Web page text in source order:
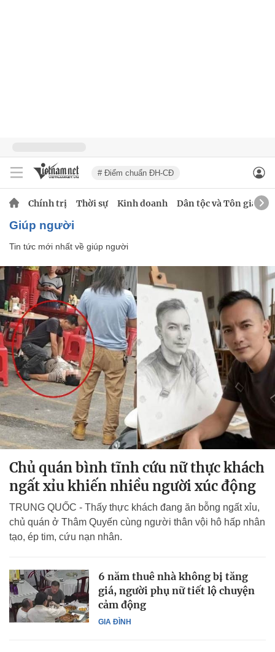
# Điểm chuẩn ĐH-CĐ
Chính trị Thời sự Kinh doanh Dân tộc và Tôn giáo
giúp người
Tin tức mới nhất về giúp người
Chủ quán bình tĩnh cứu nữ thực khách
ngất xỉu khiến nhiều người xúc động
TRUNG QUỐC - Thấy thực khách đang ăn bỗng ngất xỉu,
chủ quán ở Thâm Quyến cùng người thân vội hô hấp nhân
tạo, ép tim, cứu nạn nhân.
GIA ĐÌNH
6 năm thuê nhà không bị tăng
giá, người phụ nữ tiết lộ chuyện
cảm động